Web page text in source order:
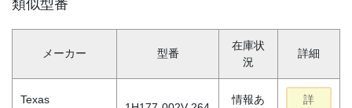
類似型番
メーカー 型番
在庫状
況
詳細
Texas
情報あ
詳